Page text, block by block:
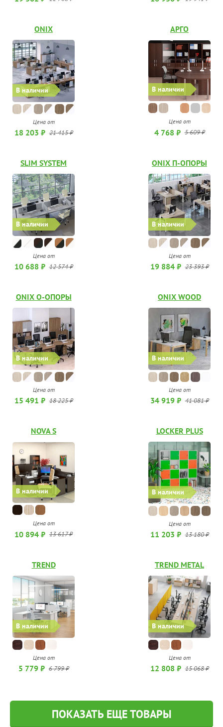
В наличии
ONIX
Цена от
18 203 ₽ 21 415 ₽
В наличии
АРГО
Цена от
4 768 ₽ 5 609 ₽
В наличии
SLIM SYSTEM
Цена от
10 688 ₽ 12 574 ₽
В наличии
ONIX П-ОПОРЫ
Цена от
19 884 ₽ 23 393 ₽
В наличии
ONIX О-ОПОРЫ
Цена от
15 491 ₽ 18 225 ₽
В наличии
ONIX WOOD
Цена от
34 919 ₽ 41 081 ₽
В наличии
NOVA S
Цена от
10 894 ₽ 13 617 ₽
В наличии
LOCKER PLUS
Цена от
11 203 ₽ 13 180 ₽
В наличии
TREND
Цена от
5 779 ₽ 6 799 ₽
В наличии
TREND METAL
Цена от
12 808 ₽ 15 068 ₽
ПОКАЗАТЬ ЕЩЕ ТОВАРЫ